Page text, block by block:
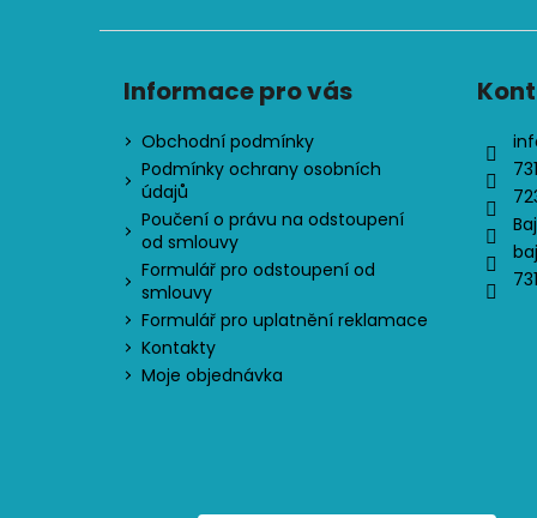
Informace pro vás
Obchodní podmínky
Podmínky ochrany osobních
údajů
Poučení o právu na odstoupení
od smlouvy
Formulář pro odstoupení od
smlouvy
Formulář pro uplatnění reklamace
Kontakty
Moje objednávka